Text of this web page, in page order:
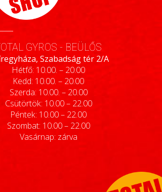
GYROS - BEÜLŐS
Szabadság tér 2/A
Hétfő: 10.00. – 20.00
Kedd: 10.00. – 20.00
Szerda: 10.00. – 20.00
Csütörtök: 10.00 – 22.00
Péntek: 10.00 – 22.00
Szombat: 10.00 – 22.00
Vasárnap: zárva